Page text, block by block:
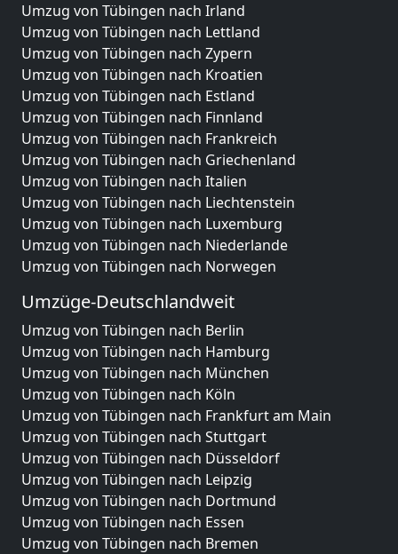
Umzug von Tübingen nach Irland
Umzug von Tübingen nach Lettland
Umzug von Tübingen nach Zypern
Umzug von Tübingen nach Kroatien
Umzug von Tübingen nach Estland
Umzug von Tübingen nach Finnland
Umzug von Tübingen nach Frankreich
Umzug von Tübingen nach Griechenland
Umzug von Tübingen nach Italien
Umzug von Tübingen nach Liechtenstein
Umzug von Tübingen nach Luxemburg
Umzug von Tübingen nach Niederlande
Umzug von Tübingen nach Norwegen
Umzüge-Deutschlandweit
Umzug von Tübingen nach Berlin
Umzug von Tübingen nach Hamburg
Umzug von Tübingen nach München
Umzug von Tübingen nach Köln
Umzug von Tübingen nach Frankfurt am Main
Umzug von Tübingen nach Stuttgart
Umzug von Tübingen nach Düsseldorf
Umzug von Tübingen nach Leipzig
Umzug von Tübingen nach Dortmund
Umzug von Tübingen nach Essen
Umzug von Tübingen nach Bremen